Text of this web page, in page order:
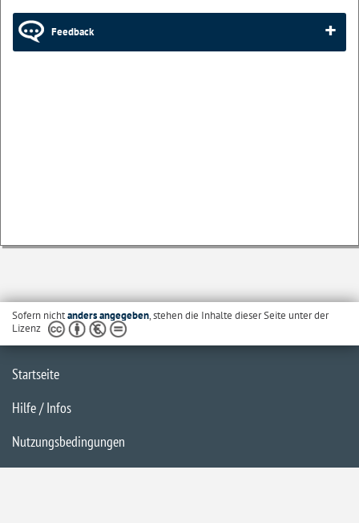
Feedback
Sofern nichtanders angegeben, stehen die Inhalte dieser Seite unter der
Lizenz
Startseite
Hilfe / Infos
Nutzungsbedingungen